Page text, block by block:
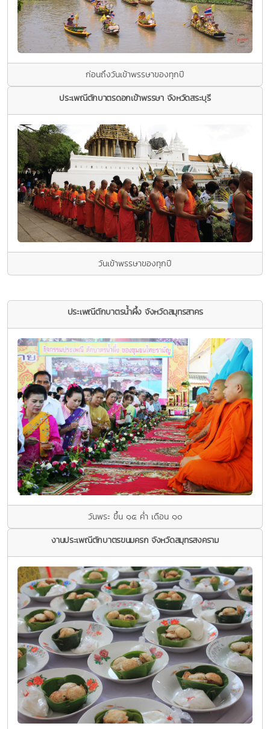
ก่อนถึงวันเข้าพรรษาของทุกปี
ประเพณีตักบาตรดอกเข้าพรรษา จังหวัดสระบุรี
วันเข้าพรรษาของทุกปี
ประเพณีตักบาตรนํ้าผึ้ง จังหวัดสมุทรสาคร
วันพระ ขึ้น ๑๕ ค่ำ เดือน ๑๐
งานประเพณีตักบาตรขนมครก จังหวัดสมุทรสงคราม